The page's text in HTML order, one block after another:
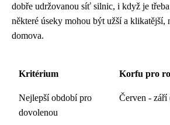
dobře udržovanou síť silnic, i když je
některé úseky mohou být užší a klikatější,
domova.
Kritérium Korfu pro
Nejlepší období pro
dovolenou
Červen - září